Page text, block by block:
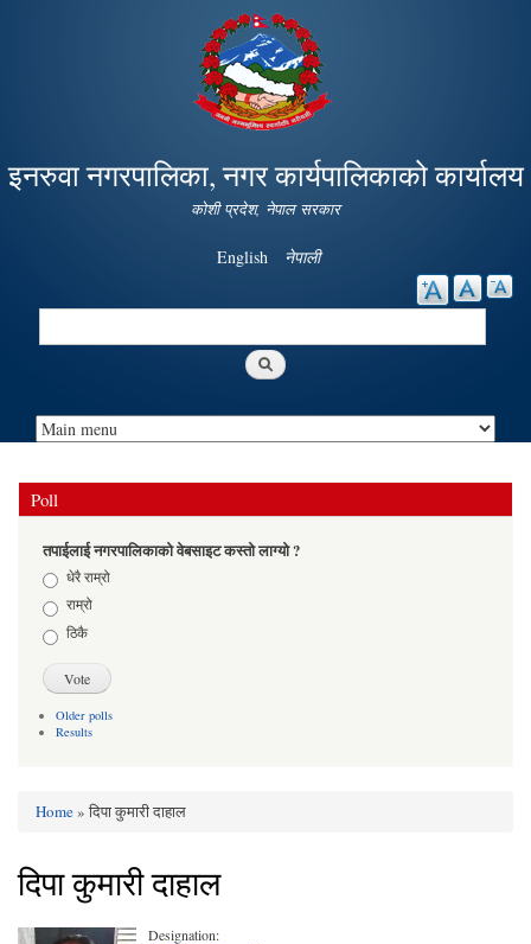
Skip to
main
content
इनरुवा नगरपालिका, नगर कार्यपालिकाको कार्यालय
कोशी प्रदेश, नेपाल सरकार
English नेपाली
Search
Poll
तपाईलाई नगरपालिकाको वेबसाइट कस्तो लाग्यो ?
Choicesधेरै राम्रो
राम्रो
ठिकै
Older polls
Results
You are here
Home» दिपा कुमारी दाहाल
दिपा कुमारी दाहाल
Designation: